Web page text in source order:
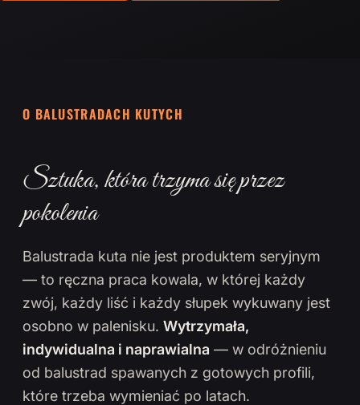
O BALUSTRADACH KUTYCH
Sztuka, która trzyma się przez
pokolenia
Balustrada kuta nie jest produktem seryjnym
— to ręczna praca kowala, w której każdy
zwój, każdy liść i każdy słupek wykuwany jest
osobno w palenisku. Wytrzymała,
indywidualna i naprawialna — w odróżnieniu
od balustrad spawanych z gotowych profili,
które trzeba wymieniać po latach.